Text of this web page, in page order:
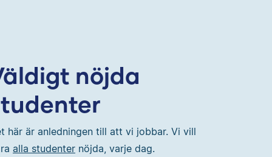
nöjda
här är anledningen till att vi jobbar. Vi vill
alla studenter nöjda, varje dag.